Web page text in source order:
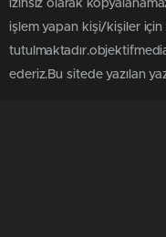
izinsiz olarak
işlem yapan kişi/kişiler için
ederiz.Bu sitede yazılan